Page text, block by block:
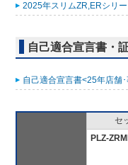
2025年スリムZR,ERシリ
自己適合宣言書・
自己適合宣言書<25年店舗･
セ
PLZ-